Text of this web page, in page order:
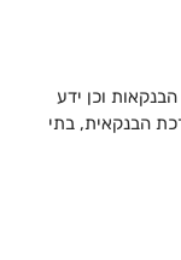
מ- 30 שנה בתחום הבנקאות וכן ידע
הבנקאית, בתי